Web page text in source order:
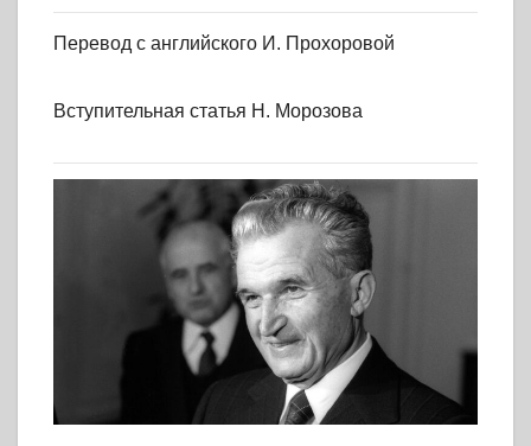
Перевод с английского И. Прохоровой
Вступительная статья Н. Морозова